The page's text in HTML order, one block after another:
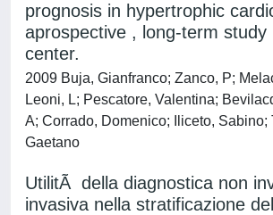
prognosis in hypertrophic
aprospective , long-term study
center.
2009 Buja, Gianfranco; Zanco, P;
Leoni, L; Pescatore, Valentina;
A; Corrado, Domenico; Iliceto, Sabino;
Gaetano
UtilitÃ della diagnostica non
invasiva nella stratificazione